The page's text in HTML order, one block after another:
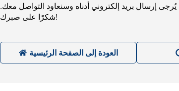
إرسال بريد إلكتروني أدناه وسنعاود التواصل معك.
شكرًا على صبرك!
العودة إلى الصفحة الرئيسية